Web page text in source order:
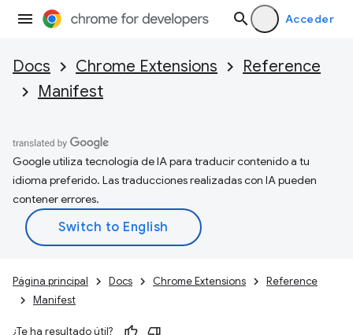
Acceder
Docs Chrome Extensions
Reference
Manifest
Google utiliza tecnología de IA para traducir contenido a tu
idioma preferido. Las traducciones realizadas con IA pueden
contener errores.
Página principal Docs Chrome Extensions
Reference
Manifest
¿Te ha resultado útil?